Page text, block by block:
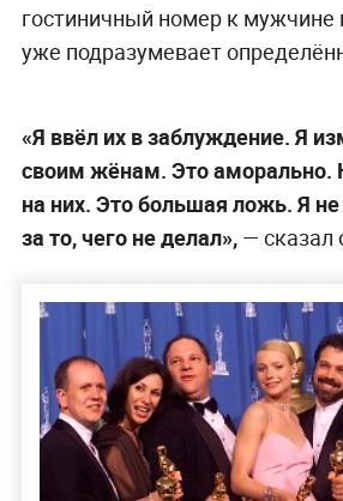
гостиничный номер к мужчине
уже подразумевает
«Я ввёл их в заблуждение. Я
своим жёнам. Это аморально.
на них. Это большая ложь. Я не
за то, чего не делал»,— сказал